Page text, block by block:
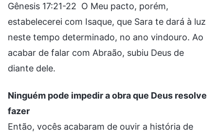
Gênesis 17:21-22 O Meu pacto, porém,
estabelecerei com Isaque, que Sara te dará à luz
neste tempo determinado, no ano vindouro. Ao
acabar de falar com Abraão, subiu Deus de
diante dele.
Ninguém pode impedir a obra que Deus resolve
fazer
Então, vocês acabaram de ouvir a história de